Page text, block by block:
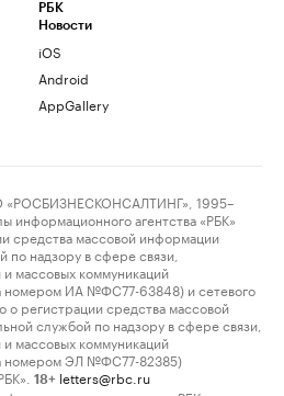
РБК
Новости
iOS
Android
AppGallery
1995–
агентства «РБК»
средства массовой информации
надзору в сфере связи,
массовых коммуникаций
номером ИА №ФС77-63848) и сетевого
о регистрации средства массовой
службой по надзору в сфере связи,
массовых коммуникаций
номером ЭЛ №ФС77-82385)
18+ letters@rbc.ru